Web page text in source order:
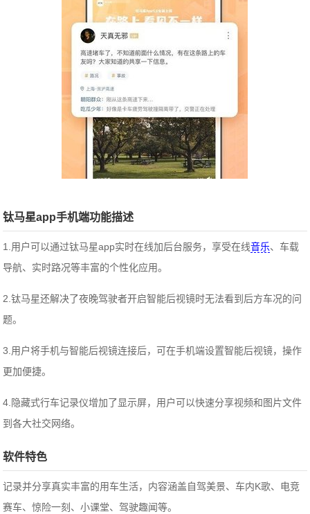
钛马星app手机端功能描述
1.用户可以通过钛马星app实时在线加后台服务，享受在线音乐、车载
导航、实时路况等丰富的个性化应用。
2.钛马星还解决了夜晚驾驶者开启智能后视镜时无法看到后方车况的问
题。
3.用户将手机与智能后视镜连接后，可在手机端设置智能后视镜，操作
更加便捷。
4.隐藏式行车记录仪增加了显示屏，用户可以快速分享视频和图片文件
到各大社交网络。
软件特色
记录并分享真实丰富的用车生活，内容涵盖自驾美景、车内K歌、电竞
赛车、惊险一刻、小课堂、驾驶趣闻等。